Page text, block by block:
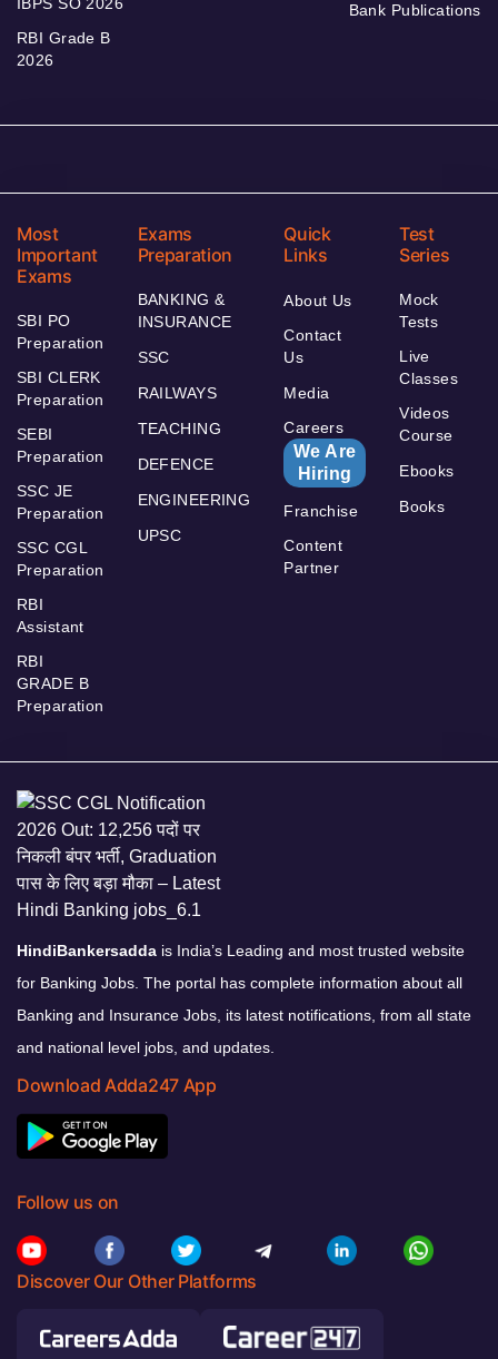
IBPS SO 2026
RBI Grade B
2026
Bank Publications
Most
Important
Exams
SBI PO
Preparation
SBI CLERK
Preparation
SEBI
Preparation
SSC JE
Preparation
SSC CGL
Preparation
RBI
Assistant
RBI
GRADE B
Preparation
Exams
Preparation
BANKING &
INSURANCE
SSC
RAILWAYS
TEACHING
DEFENCE
ENGINEERING
UPSC
Quick
Links
About Us
Contact
Us
Media
Careers
We Are
Hiring
Franchise
Content
Partner
Test
Series
Mock
Tests
Live
Classes
Videos
Course
Ebooks
Books
HindiBankersadda is India’s Leading and most trusted website
for Banking Jobs. The portal has complete information about all
Banking and Insurance Jobs, its latest notifications, from all state
and national level jobs, and updates.
Download Adda247 App
Follow us on
Discover Our Other Platforms